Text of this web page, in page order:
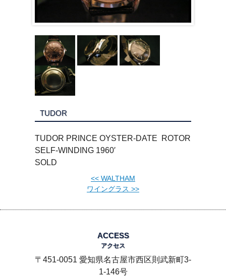
TUDOR
TUDOR PRINCE OYSTER-DATE ROTOR
SELF-WINDING 1960′
SOLD
<< WALTHAM
ワイングラス >>
ACCESS
アクセス
〒451-0051 愛知県名古屋市西区則武新町3-
1-146号